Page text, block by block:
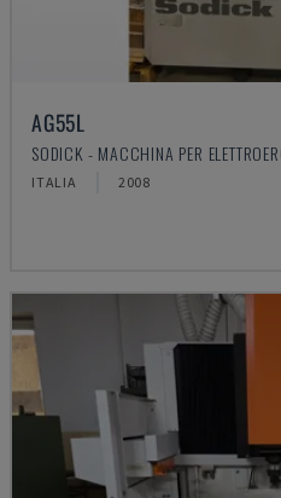
AG55L
SODICK - MACCHINA PER
ITALIA 2008